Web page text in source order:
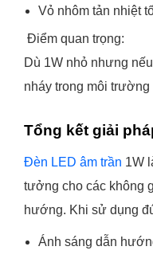
Vỏ nhôm tản nhiệt
Điểm quan trọng:
Dù 1W nhỏ nhưng
nháy trong môi
Tổng kết giải
Đèn LED âm trần 1W
tưởng cho các không
hướng. Khi sử dụng
Ánh sáng dẫn